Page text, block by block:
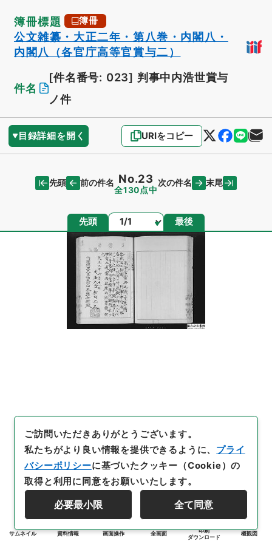
簿冊標題 簿冊
公文雑纂・大正二年・第八巻・内閣八・
内閣八（各官庁高等官賞与二）
件名
[件名番号: 023] 判事中内浩世賞与
ノ件
目録詳細を開く URIをコピー
先頭 前の件名 No.23
全130点中
次の件名 末尾
先頭 ページ 最後
サムネイル 資料情報 画面操作 全画面
印刷
ダウンロード
概観図
ご訪問いただきありがとうございます。
私たちがより良い情報を提供できるように、 プライ
バシーポリシーに基づいたクッキー（Cookie）の
取得と利用に同意をお願いいたします。
必要最小限 全て同意